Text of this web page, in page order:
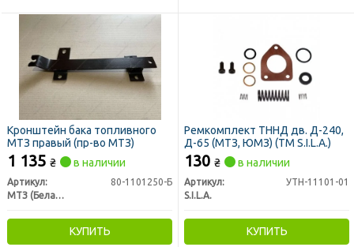
Кронштейн бака топливного
МТЗ правый (пр-во МТЗ)
1 135 ₴ в наличии
Артикул:
80-1101250-Б
МТЗ (Беларусь)
КУПИТЬ
Ремкомплект ТННД дв. Д-240,
Д-65 (МТЗ, ЮМЗ) (TM S.I.L.A.)
130 ₴ в наличии
Артикул:
УТН-11101-01
S.I.L.A.
КУПИТЬ